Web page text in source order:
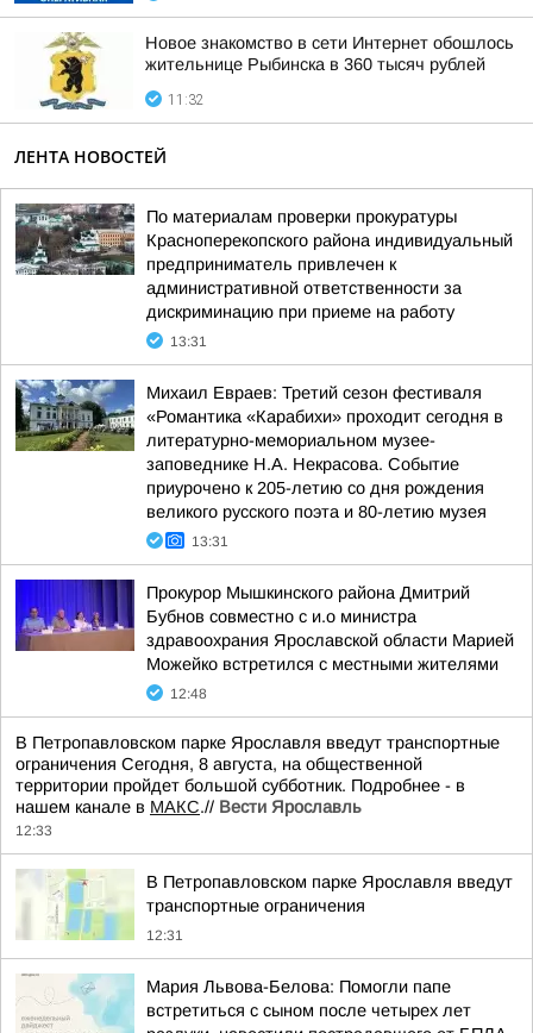
Новое знакомство в сети Интернет обошлось
жительнице Рыбинска в 360 тысяч рублей
11:32
ЛЕНТА НОВОСТЕЙ
По материалам проверки прокуратуры
Красноперекопского района индивидуальный
предприниматель привлечен к
административной ответственности за
дискриминацию при приеме на работу
13:31
Михаил Евраев: Третий сезон фестиваля
«Романтика «Карабихи» проходит сегодня в
литературно-мемориальном музее-
заповеднике Н.А. Некрасова. Событие
приурочено к 205-летию со дня рождения
великого русского поэта и 80-летию музея
13:31
Прокурор Мышкинского района Дмитрий
Бубнов совместно с и.о министра
здравоохрания Ярославской области Марией
Можейко встретился с местными жителями
12:48
В Петропавловском парке Ярославля введут транспортные
ограничения Сегодня, 8 августа, на общественной
территории пройдет большой субботник. Подробнее - в
нашем канале в МАКС.// Вести Ярославль
12:33
В Петропавловском парке Ярославля введут
транспортные ограничения
12:31
Мария Львова-Белова: Помогли папе
встретиться с сыном после четырех лет